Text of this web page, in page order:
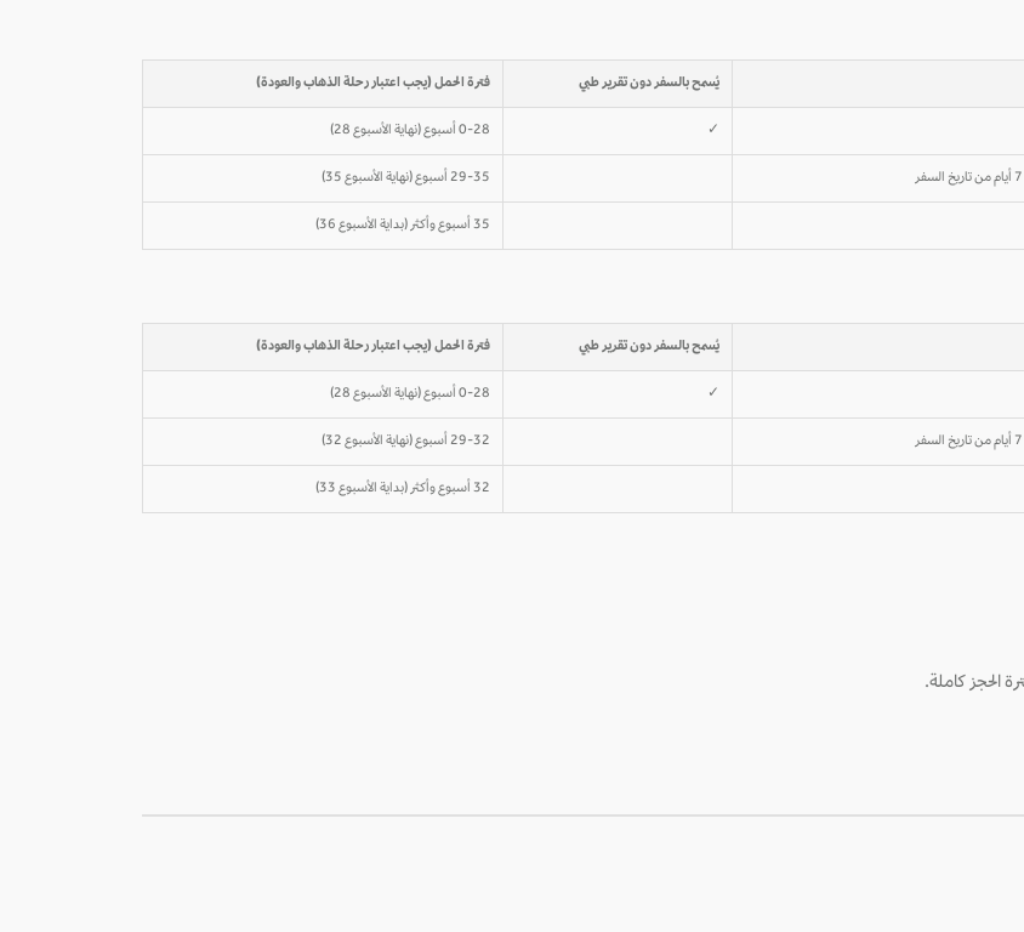
يُسمح بالسفر دون تقرير طبي فترة الحمل (يجب اعتبار رحلة الذهاب والعودة)
✓ 0-28 أسبوع (نهاية الأسبوع 28)
29-35 أسبوع (نهاية الأسبوع 35)
35 أسبوع وأكثر (بداية الأسبوع 36)
يُسمح بالسفر دون تقرير طبي فترة الحمل (يجب اعتبار رحلة الذهاب والعودة)
✓ 0-28 أسبوع (نهاية الأسبوع 28)
29-32 أسبوع (نهاية الأسبوع 32)
32 أسبوع وأكثر (بداية الأسبوع 33)